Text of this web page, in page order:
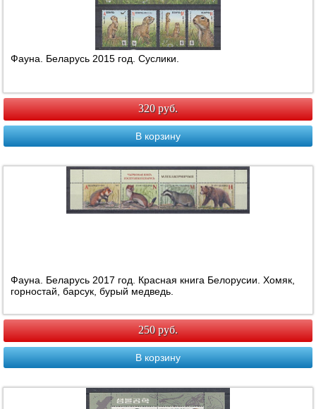
Фауна. Беларусь 2015 год. Суслики.
320 руб.
В корзину
Фауна. Беларусь 2017 год. Красная книга Белорусии. Хомяк,
горностай, барсук, бурый медведь.
250 руб.
В корзину